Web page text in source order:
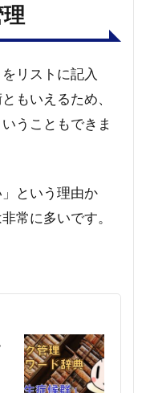
リストに記入
もいえるため、
いうこともできま
」という理由か
常に多いです。